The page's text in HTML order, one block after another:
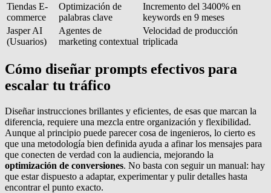
Tiendas E-
commerce
Optimización de
palabras clave
Incremento del 3400% en
keywords en 9 meses
Jasper AI
(Usuarios)
Agentes de
marketing contextual
Velocidad de producción
triplicada
Cómo diseñar prompts efectivos para
escalar tu tráfico
Diseñar instrucciones brillantes y eficientes, de esas que marcan la
diferencia, requiere una mezcla entre organización y flexibilidad.
Aunque al principio puede parecer cosa de ingenieros, lo cierto es
que una metodología bien definida ayuda a afinar los mensajes para
que conecten de verdad con la audiencia, mejorando la
optimización de conversiones. No basta con seguir un manual: hay
que estar dispuesto a adaptar, experimentar y pulir detalles hasta
encontrar el punto exacto.